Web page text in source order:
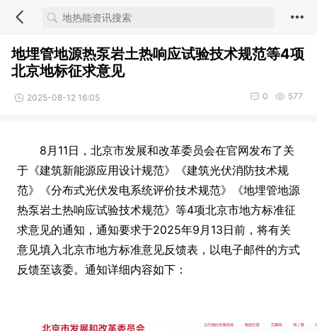
地埋管地源热泵岩土热响应试验技术规范等4项
北京地标征求意见
2025-08-12 16:05 577
0
8月11日，北京市发展和改革委员会在官网发布了关
于《建筑新能源应用设计规范》《建筑光伏消防技术规
范》《分布式光伏发电系统评价技术规范》《地埋管地源
热泵岩土热响应试验技术规范》等4项北京市地方标准征
求意见的通知，通知要求于2025年9月13日前，将有关
意见填入北京市地方标准意见反馈表，以电子邮件的方式
反馈至该委。通知详细内容如下：